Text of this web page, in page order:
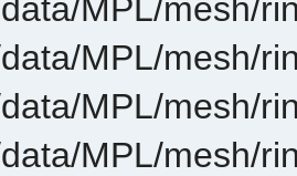
MPL/mesh/
MPL/mesh/
MPL/mesh/
MPL/mesh/